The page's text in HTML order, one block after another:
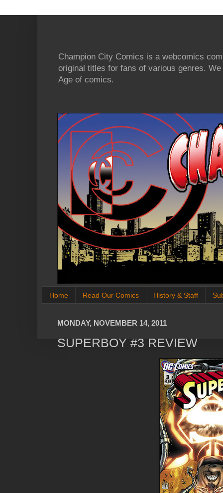
Champion City Comics is a webcomics
original titles for fans of various genres.
Age of comics.
Home Read Our Comics History & Staff
MONDAY, NOVEMBER 14, 2011
SUPERBOY #3 REVIEW